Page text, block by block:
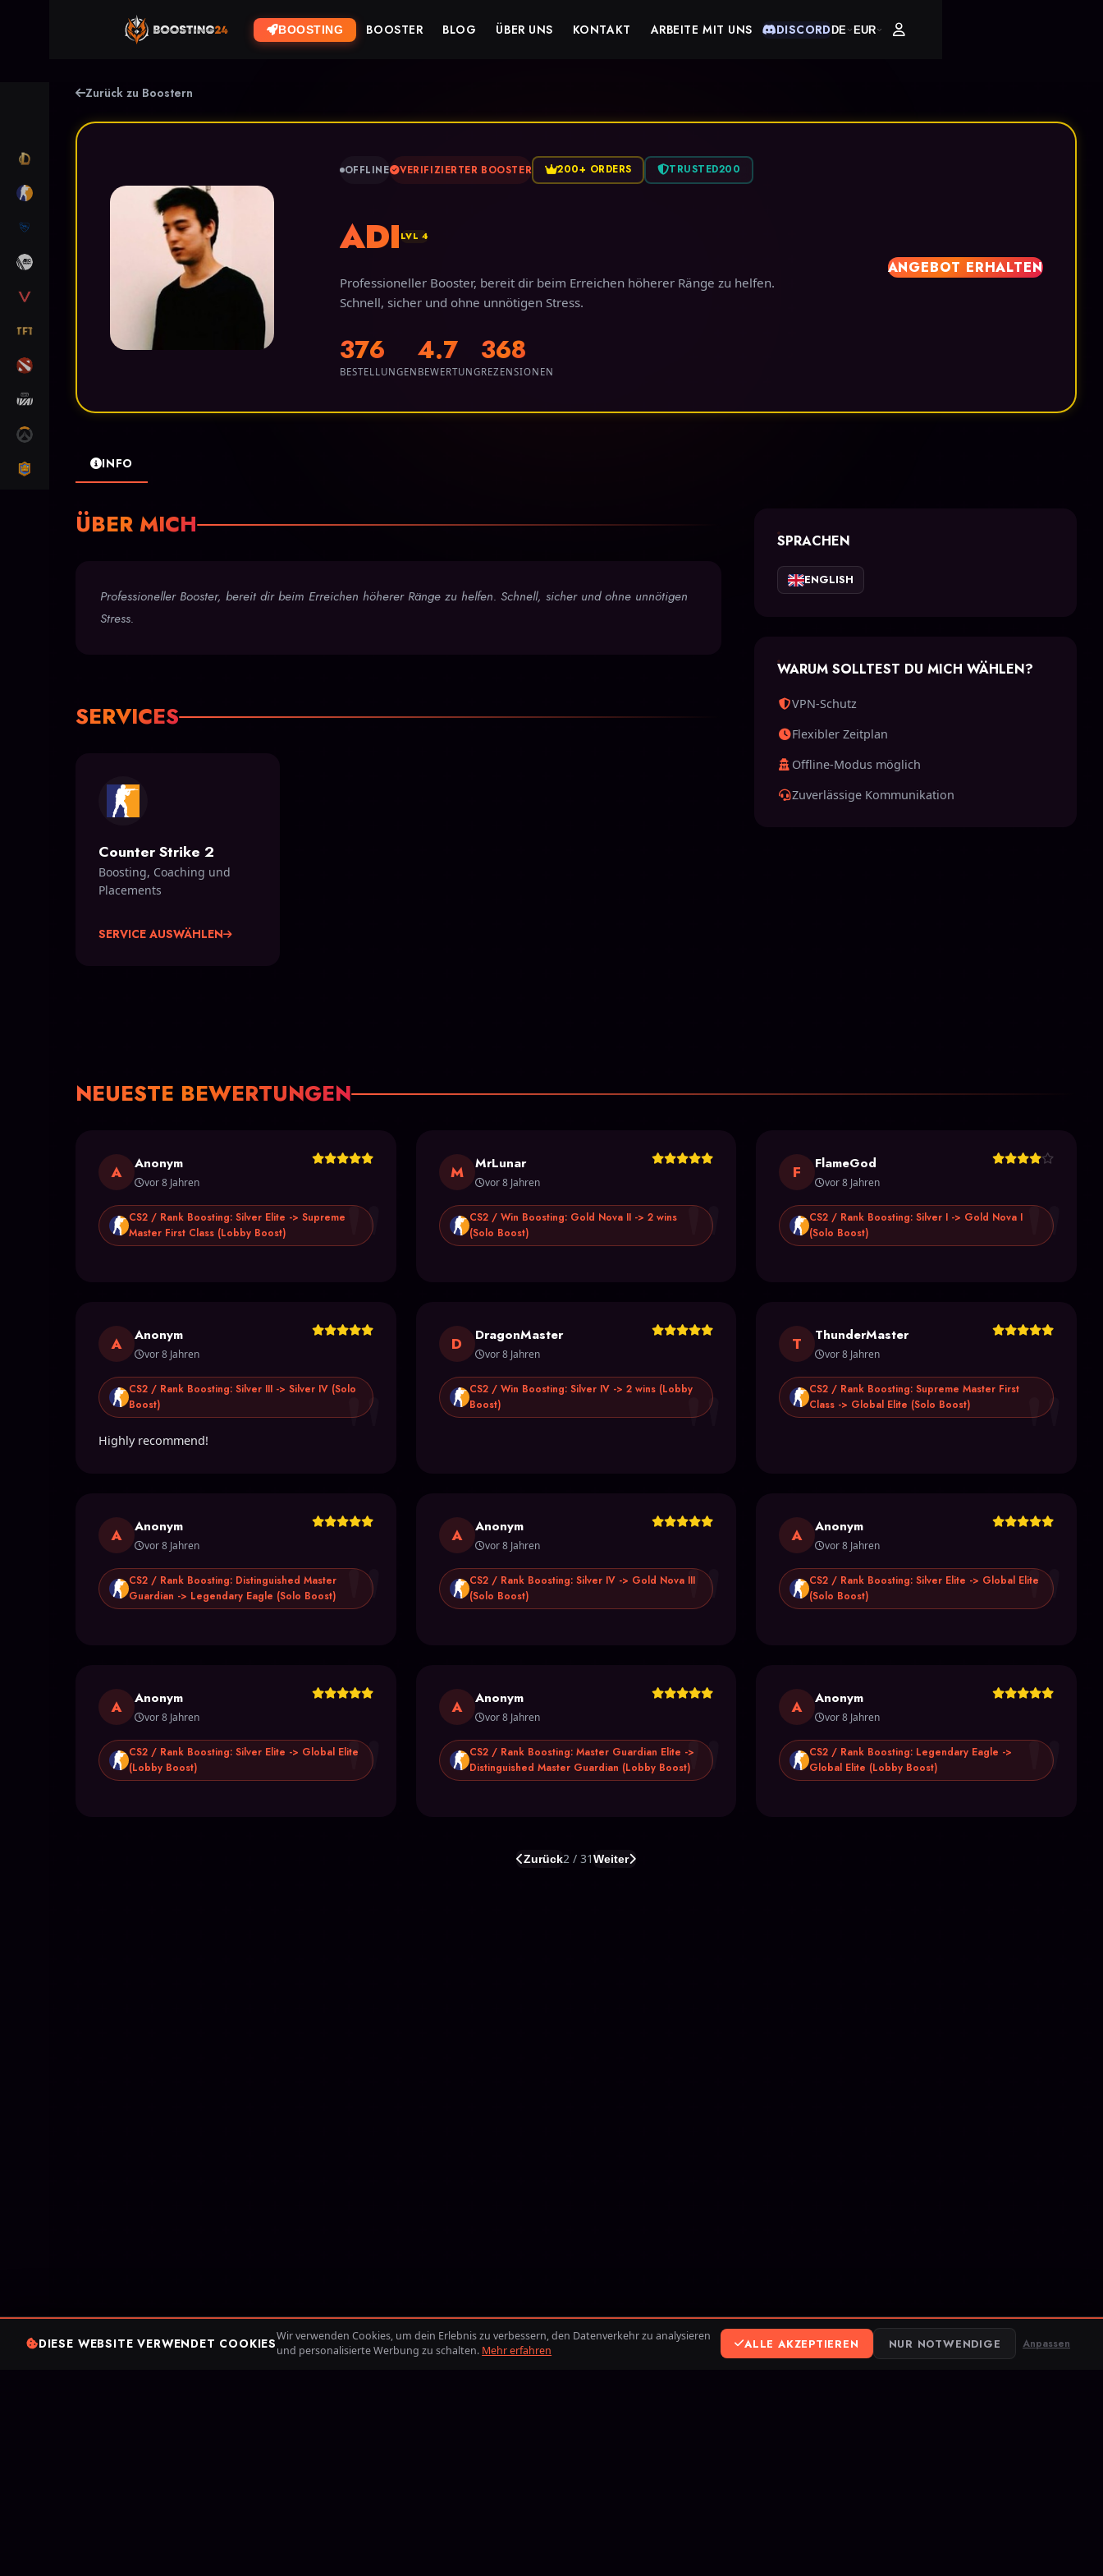
MARVEL RIVALS
CLASH ROYALE
BOOSTING BOOSTER BLOG ÜBER UNS KONTAKT ARBEITE MIT UNS DISCORDDE EUR
Zurück zu Boostern
OFFLINE VERIFIZIERTER BOOSTER 200+ ORDERS TRUSTED200
ADI LVL 4
Professioneller Booster, bereit dir beim Erreichen höherer Ränge zu helfen.
Schnell, sicher und ohne unnötigen Stress.
376
BESTELLUNGEN
4.7
BEWERTUNG
368
REZENSIONEN
ANGEBOT ERHALTEN
INFO
ÜBER MICH
Professioneller Booster, bereit dir beim Erreichen höherer Ränge zu helfen. Schnell, sicher und ohne unnötigen
Stress.
SERVICES
Counter Strike 2
Boosting, Coaching und
Placements
SERVICE AUSWÄHLEN
SPRACHEN
ENGLISH
WARUM SOLLTEST DU MICH WÄHLEN?
VPN-Schutz
Flexibler Zeitplan
Offline-Modus möglich
Zuverlässige Kommunikation
NEUESTE BEWERTUNGEN
"
A Anonym
vor 8 Jahren
CS2 / Rank Boosting: Silver Elite -> Supreme
Master First Class (Lobby Boost)
"
M MrLunar
vor 8 Jahren
CS2 / Win Boosting: Gold Nova II -> 2 wins
(Solo Boost)
"
F FlameGod
vor 8 Jahren
CS2 / Rank Boosting: Silver I -> Gold Nova I
(Solo Boost)
"
A Anonym
vor 8 Jahren
CS2 / Rank Boosting: Silver III -> Silver IV (Solo
Boost)
Highly recommend! "
D DragonMaster
vor 8 Jahren
CS2 / Win Boosting: Silver IV -> 2 wins (Lobby
Boost)
"
T ThunderMaster
vor 8 Jahren
CS2 / Rank Boosting: Supreme Master First
Class -> Global Elite (Solo Boost)
"
A Anonym
vor 8 Jahren
CS2 / Rank Boosting: Distinguished Master
Guardian -> Legendary Eagle (Solo Boost)
"
A Anonym
vor 8 Jahren
CS2 / Rank Boosting: Silver IV -> Gold Nova III
(Solo Boost)
"
A Anonym
vor 8 Jahren
CS2 / Rank Boosting: Silver Elite -> Global Elite
(Solo Boost)
"
A Anonym
vor 8 Jahren
CS2 / Rank Boosting: Silver Elite -> Global Elite
(Lobby Boost)
"
A Anonym
vor 8 Jahren
CS2 / Rank Boosting: Master Guardian Elite ->
Distinguished Master Guardian (Lobby Boost)
"
A Anonym
vor 8 Jahren
CS2 / Rank Boosting: Legendary Eagle ->
Global Elite (Lobby Boost)
Zurück2 / 31Weiter
DIESE WEBSITE VERWENDET COOKIESWir verwenden Cookies, um dein Erlebnis zu verbessern, den Datenverkehr zu analysieren
und personalisierte Werbung zu schalten. Mehr erfahren ALLE AKZEPTIEREN NUR NOTWENDIGE Anpassen